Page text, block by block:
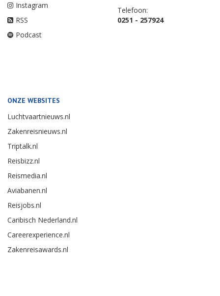
Instagram
RSS
Podcast
Telefoon:
0251 - 257924
ONZE WEBSITES
Luchtvaartnieuws.nl
Zakenreisnieuws.nl
Triptalk.nl
Reisbizz.nl
Reismedia.nl
Aviabanen.nl
Reisjobs.nl
Caribisch Nederland.nl
Careerexperience.nl
Zakenreisawards.nl